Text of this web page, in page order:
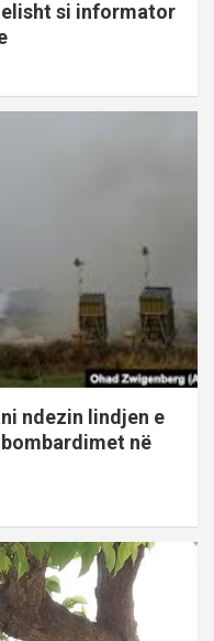
si informator
ndezin lindjen e
në